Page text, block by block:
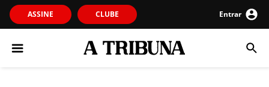
ASSINE CLUBE Entrar